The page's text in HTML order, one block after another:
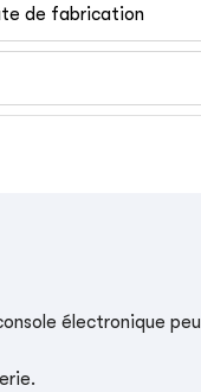
de fabrication
électronique